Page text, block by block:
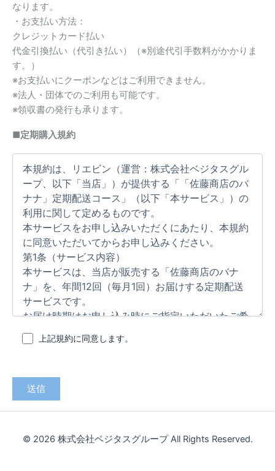
なります。
・お支払い方法：
クレジットカード払い
代金引換払い（代引き払い）（※別途代引手数料がかかりま
す。）
※お支払いにクーポンなどはご利用できません。
※法人・団体でのご利用も可能です。
※領収書の発行も承ります。
■定期購入規約
上記規約に同意します。
© 2026 株式会社ベジタスグループ All Rights Reserved.